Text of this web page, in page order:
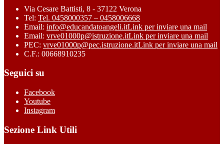
Via Cesare Battisti, 8 - 37122 Verona
Tel: Tel. 0458000357 – 0458006668
Email: info@educandatoangeli.itLink per inviare una mail
Email: vrve01000p@istruzione.itLink per inviare una mail
PEC: vrve01000p@pec.istruzione.itLink per inviare una mail
C.F.: 00668910235
Seguici su
Facebook
Youtube
Instagram
Sezione Link Utili